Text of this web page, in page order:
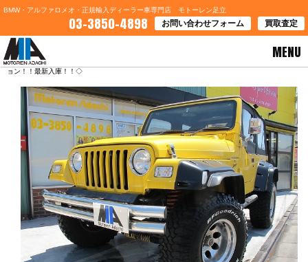
BMW・アルファロメオ・正規輸入ディーラー車専門店 モトーレン足立
03-3850-4898 お問い合わせフォーム 買取査定
MENU
HOME>お知らせ
ョン！！最新入庫！！◇